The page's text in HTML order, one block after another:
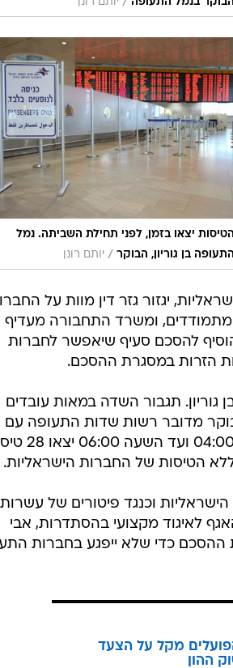
לא תהיה ברירה נמשיך את השביתה",. אדרי,
יצאו בזמן, לפני תחילת השביתה. נמל
בן גוריון, הבוקר / יותם רונן
ומשרד התחבורה מעדיף
להסכם סעיף שיאפשר לחברות
הזרות במסגרת ההסכם.